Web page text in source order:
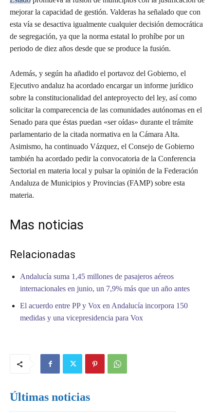
mejorar la capacidad de gestión. Valderas ha señalado que con
esta vía se desactiva igualmente cualquier decisión democrática
de segregación, ya que la norma estatal lo prohíbe por un
periodo de diez años desde que se produce la fusión.
Además, y según ha añadido el portavoz del Gobierno, el
Ejecutivo andaluz ha acordado encargar un informe jurídico
sobre la constitucionalidad del anteproyecto del ley, así como
solicitar la comparecencia de las comunidades autónomas en el
Senado para que éstas puedan «ser oídas» durante el trámite
parlamentario de la citada normativa en la Cámara Alta.
Asimismo, ha continuado Vázquez, el Consejo de Gobierno
también ha acordado pedir la convocatoria de la Conferencia
Sectorial en materia local y pulsar la opinión de la Federación
Andaluza de Municipios y Provincias (FAMP) sobre esta
materia.
Mas noticias
Relacionadas
Andalucía suma 1,45 millones de pasajeros aéreos
internacionales en junio, un 7,9% más que un año antes
El acuerdo entre PP y Vox en Andalucía incorpora 150
medidas y una vicepresidencia para Vox
Últimas noticias